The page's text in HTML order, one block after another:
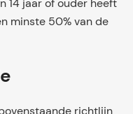
14 jaar of ouder heeft
minste 50% van de
richtlijn